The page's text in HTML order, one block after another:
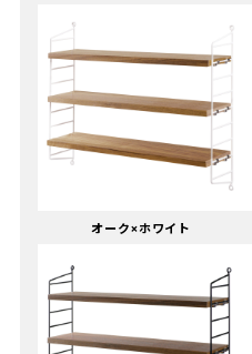
オーク×ホワイト